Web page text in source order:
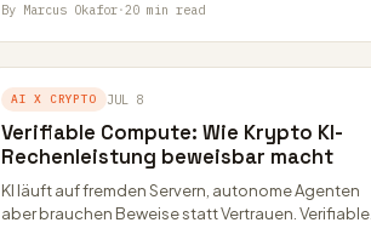
Wachstum. Ein Überblick über Zahlen und…
By Marcus Okafor·20 min read
AI X CRYPTO JUL 8
Verifiable Compute: Wie Krypto KI-
Rechenleistung beweisbar macht
KI läuft auf fremden Servern, autonome Agenten
aber brauchen Beweise statt Vertrauen. Verifiable